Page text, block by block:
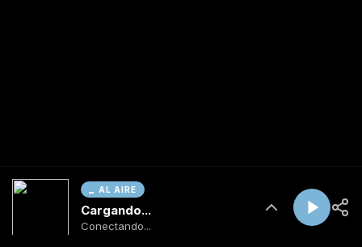
AL AIRE
Cargando...
Conectando...